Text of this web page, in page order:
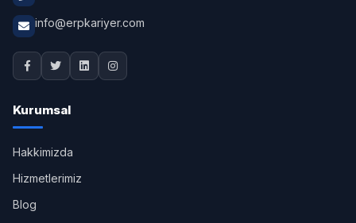
info@erpkariyer.com
Kurumsal
Hakkimizda
Hizmetlerimiz
Blog